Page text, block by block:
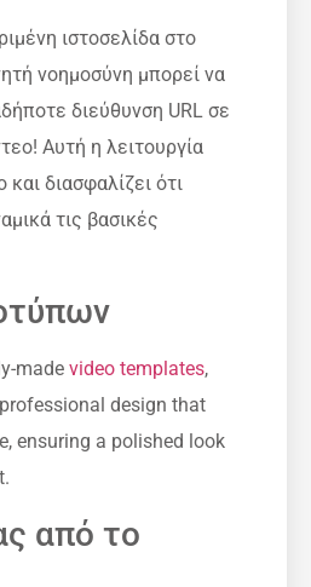
ιστοσελίδα στο
νοημοσύνη μπορεί να
διεύθυνση URL σε
Αυτή η λειτουργία
διασφαλίζει ότι
τις βασικές
made video templates,
design that
ensuring a polished look
από το